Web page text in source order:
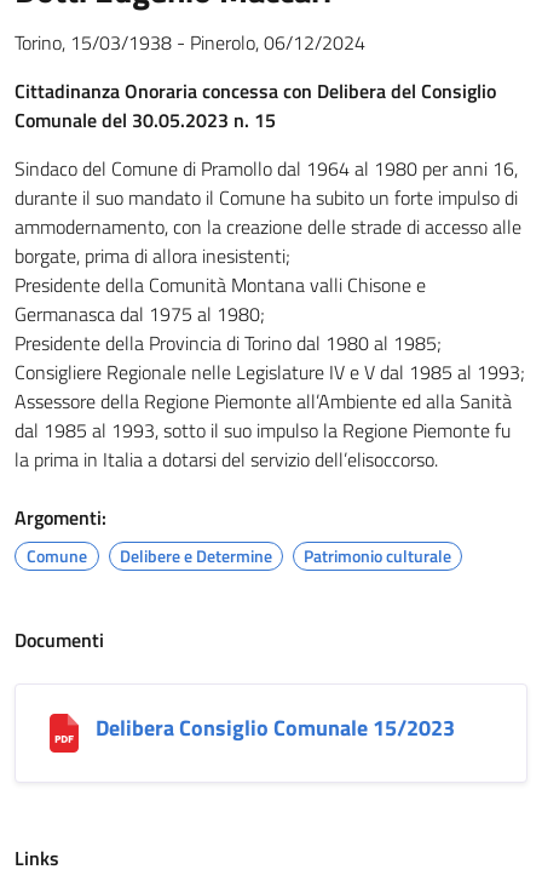
Torino, 15/03/1938 - Pinerolo, 06/12/2024
Cittadinanza Onoraria concessa con Delibera del Consiglio
Comunale del 30.05.2023 n. 15
Sindaco del Comune di Pramollo dal 1964 al 1980 per anni 16,
durante il suo mandato il Comune ha subito un forte impulso di
ammodernamento, con la creazione delle strade di accesso alle
borgate, prima di allora inesistenti;
Presidente della Comunità Montana valli Chisone e
Germanasca dal 1975 al 1980;
Presidente della Provincia di Torino dal 1980 al 1985;
Consigliere Regionale nelle Legislature IV e V dal 1985 al 1993;
Assessore della Regione Piemonte all’Ambiente ed alla Sanità
dal 1985 al 1993, sotto il suo impulso la Regione Piemonte fu
la prima in Italia a dotarsi del servizio dell’elisoccorso.
Argomenti:
Comune Delibere e Determine Patrimonio culturale
Documenti
Delibera Consiglio Comunale 15/2023
Links